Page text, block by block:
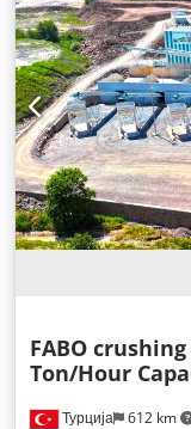
Турција 612 km
FABO
Ton/Hour